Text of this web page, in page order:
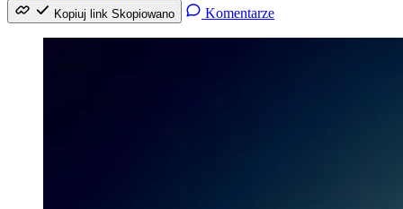
Kopiuj link Skopiowano Komentarze